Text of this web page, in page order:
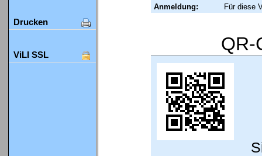
Drucken
ViLI SSL
Anmeldung:
Für diese
QR-